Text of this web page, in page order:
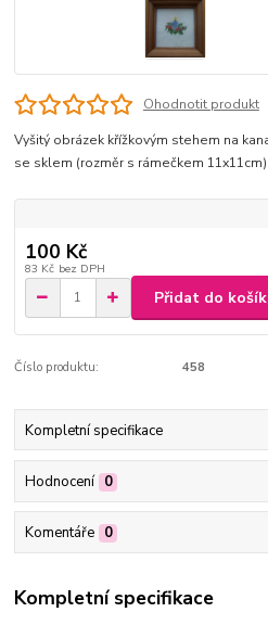
Ohodnotit produkt
Vyšitý obrázek křížkovým stehem na
se sklem (rozměr s rámečkem 11x11cm).
100 Kč
83 Kč bez DPH
Přidat do
Číslo produktu: 458
Kompletní specifikace
Hodnocení 0
Komentáře 0
Kompletní specifikace